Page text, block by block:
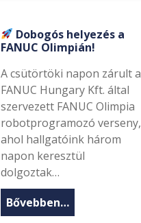
Dobogós helyezés a
FANUC Olimpián!
A csütörtöki napon zárult a
FANUC Hungary Kft. által
szervezett FANUC Olimpia
robotprogramozó verseny,
ahol hallgatóink három
napon keresztül
dolgoztak…
Bővebben…